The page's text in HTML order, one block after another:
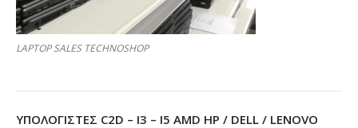
LAPTOP SALES TECHNOSHOP
ΥΠΟΛΟΓΙΣΤΕΣ C2D – I3 – I5 AMD HP / DELL / LENOVO